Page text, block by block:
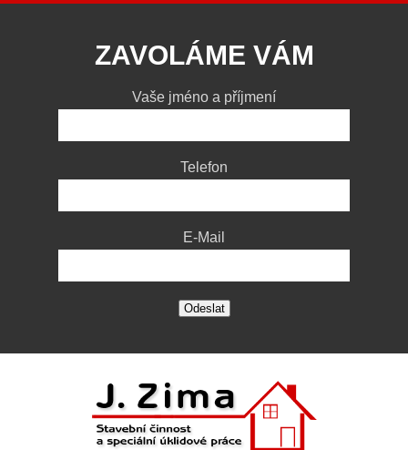
ZAVOLÁME VÁM
Vaše jméno a příjmení
Telefon
E-Mail